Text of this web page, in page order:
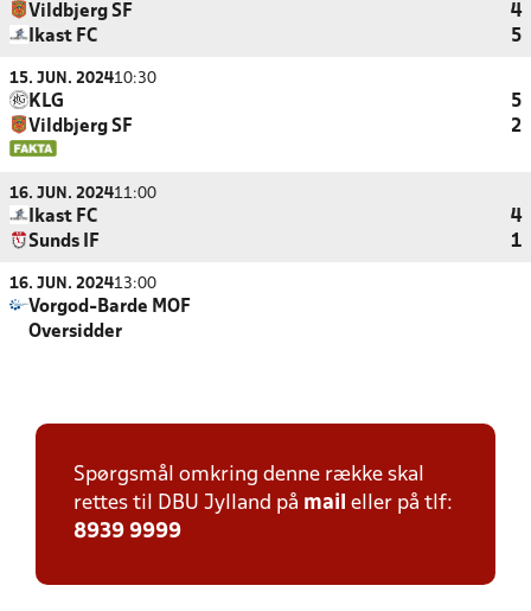
Vildbjerg SF
4
Ikast FC
5
15. JUN. 202410:30
KLG
5
Vildbjerg SF
2
16. JUN. 202411:00
Ikast FC
4
Sunds IF
1
16. JUN. 202413:00
Vorgod-Barde MOF
Oversidder
Spørgsmål omkring denne række skal
rettes til DBU Jylland på mail eller på tlf:
8939 9999